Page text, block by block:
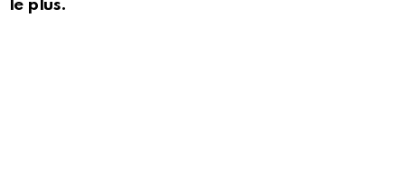
le plus.